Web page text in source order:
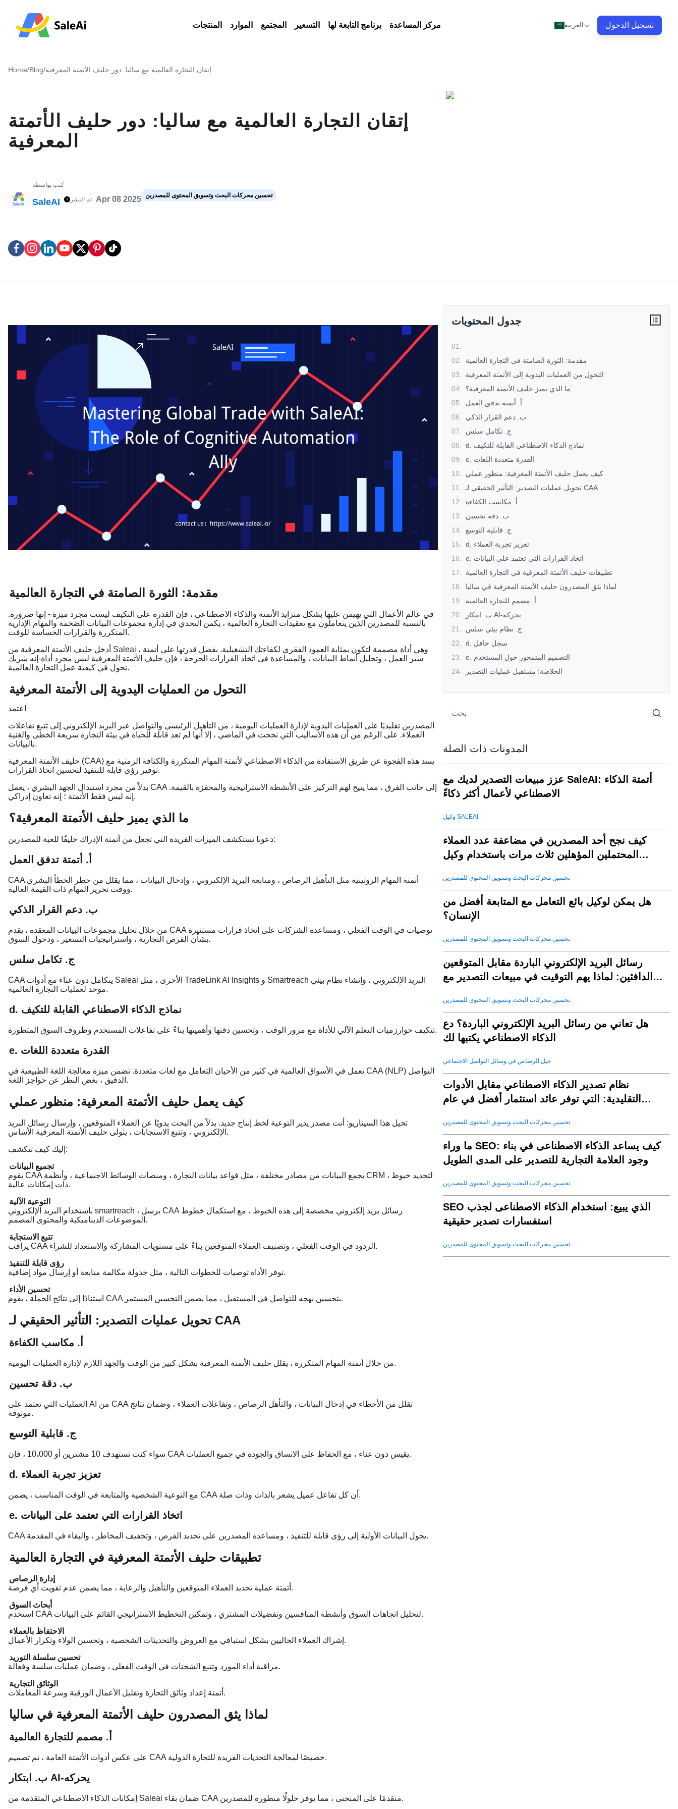
المنتجات الموارد المجتمع التسعير برنامج التابعة لها مركز المساعدة العربية تسجيل الدخول
Home/Blog/إتقان التجارة العالمية مع ساليا: دور حليف الأتمتة المعرفية
إتقان التجارة العالمية مع ساليا: دور حليف الأتمتة
المعرفية
كتب بواسطة
SaleAI تم النشر Apr 08 2025 تحسين محركات البحث وتسويق المحتوى للمصدرين
مقدمة: الثورة الصامتة في التجارة العالمية
في عالم الأعمال التي يهيمن عليها بشكل متزايد الأتمتة والذكاء الاصطناعي ، فإن القدرة على التكيف ليست مجرد ميزة - إنها ضرورة.
بالنسبة للمصدرين الذين يتعاملون مع تعقيدات التجارة العالمية ، يكمن التحدي في إدارة مجموعات البيانات الضخمة والمهام الإدارية
المتكررة والقرارات الحساسة للوقت.
أدخل حليف الأتمتة المعرفية من Saleai ، وهي أداة مصممة لتكون بمثابة العمود الفقري لكفاءتك التشغيلية. بفضل قدرتها على أتمتة
سير العمل ، وتحليل أنماط البيانات ، والمساعدة في اتخاذ القرارات الحرجة ، فإن حليف الأتمتة المعرفية ليس مجرد أداة-إنه شريك
تحول في كيفية عمل التجارة العالمية.
التحول من العمليات اليدوية إلى الأتمتة المعرفية
اعتمد
المصدرين تقليديًا على العمليات اليدوية لإدارة العمليات اليومية ، من التأهيل الرئيسي والتواصل عبر البريد الإلكتروني إلى تتبع تفاعلات
العملاء. على الرغم من أن هذه الأساليب التي نجحت في الماضي ، إلا أنها لم تعد قابلة للحياة في بيئة التجارة سريعة الخطى والغنية
بالبيانات.
حليف الأتمتة المعرفية (CAA) يسد هذه الفجوة عن طريق الاستفادة من الذكاء الاصطناعي لأتمتة المهام المتكررة والكثافة الزمنية مع
توفير رؤى قابلة للتنفيذ لتحسين اتخاذ القرارات.
بدلاً من مجرد استبدال الجهد البشري ، يعمل CAA إلى جانب الفرق ، مما يتيح لهم التركيز على الأنشطة الاستراتيجية والمحفزة بالقيمة.
إنه ليس فقط الأتمتة ؛ إنه تعاون إدراكي.
ما الذي يميز حليف الأتمتة المعرفية؟
دعونا نستكشف الميزات الفريدة التي تجعل من أتمتة الإدراك حليفًا للعبة للمصدرين:
أ. أتمتة تدفق العمل
CAA أتمتة المهام الروتينية مثل التأهيل الرصاص ، ومتابعة البريد الإلكتروني ، وإدخال البيانات ، مما يقلل من خطر الخطأ البشري
ووقت تحرير المهام ذات القيمة العالية.
ب. دعم القرار الذكي
من خلال تحليل مجموعات البيانات المعقدة ، يقدم CAA توصيات في الوقت الفعلي ، ومساعدة الشركات على اتخاذ قرارات مستنيرة
بشأن الفرص التجارية ، واستراتيجيات التسعير ، ودخول السوق.
ج. تكامل سلس
CAA يتكامل دون عناء مع أدوات Saleai الأخرى ، مثل TradeLink AI Insights و Smartreach البريد الإلكتروني ، وإنشاء نظام بيئي
موحد لعمليات التجارة العالمية.
d. نماذج الذكاء الاصطناعي القابلة للتكيف
تتكيف خوارزميات التعلم الآلي للأداة مع مرور الوقت ، وتحسين دقتها وأهميتها بناءً على تفاعلات المستخدم وظروف السوق المتطورة.
e. القدرة متعددة اللغات
تعمل في الأسواق العالمية في كثير من الأحيان التعامل مع لغات متعددة. تضمن ميزة معالجة اللغة الطبيعية في CAA (NLP) التواصل
الدقيق ، بغض النظر عن حواجز اللغة.
كيف يعمل حليف الأتمتة المعرفية: منظور عملي
تخيل هذا السيناريو: أنت مصدر يدير التوعية لخط إنتاج جديد. بدلاً من البحث يدويًا عن العملاء المتوقعين ، وإرسال رسائل البريد
الإلكتروني ، وتتبع الاستجابات ، يتولى حليف الأتمتة المعرفية الأساس.
إليك كيف تتكشف:
تجميع البيانات
يقوم CAA بجمع البيانات من مصادر مختلفة ، مثل قواعد بيانات التجارة ، ومنصات الوسائط الاجتماعية ، وأنظمة CRM ، لتحديد خيوط
ذات إمكانات عالية.
التوعية الآلية
باستخدام البريد الإلكتروني smartreach ، يرسل CAA رسائل بريد إلكتروني مخصصة إلى هذه الخيوط ، مع استكمال خطوط
الموضوعات الديناميكية والمحتوى المصمم.
تتبع الاستجابة
يراقب CAA الردود في الوقت الفعلي ، وتصنيف العملاء المتوقعين بناءً على مستويات المشاركة والاستعداد للشراء.
رؤى قابلة للتنفيذ
توفر الأداة توصيات للخطوات التالية ، مثل جدولة مكالمة متابعة أو إرسال مواد إضافية.
تحسين الأداء
استنادًا إلى نتائج الحملة ، يقوم CAA بتحسين نهجه للتواصل في المستقبل ، مما يضمن التحسين المستمر.
تحويل عمليات التصدير: التأثير الحقيقي لـ CAA
أ. مكاسب الكفاءة
من خلال أتمتة المهام المتكررة ، يقلل حليف الأتمتة المعرفية بشكل كبير من الوقت والجهد اللازم لإدارة العمليات اليومية.
ب. دقة تحسين
العمليات التي تعتمد على AI من CAA تقلل من الأخطاء في إدخال البيانات ، والتأهل الرصاص ، وتفاعلات العملاء ، وضمان نتائج
موثوقة.
ج. قابلية التوسع
سواء كنت تستهدف 10 مشترين أو 10،000 ، فإن CAA يقيس دون عناء ، مع الحفاظ على الاتساق والجودة في جميع العمليات.
d. تعزيز تجربة العملاء
مع التوعية الشخصية والمتابعة في الوقت المناسب ، يضمن CAA أن كل تفاعل عميل يشعر بالذات وذات صلة.
e. اتخاذ القرارات التي تعتمد على البيانات
CAA يحول البيانات الأولية إلى رؤى قابلة للتنفيذ ، ومساعدة المصدرين على تحديد الفرص ، وتخفيف المخاطر ، والبقاء في المقدمة.
تطبيقات حليف الأتمتة المعرفية في التجارة العالمية
إدارة الرصاص
أتمتة عملية تحديد العملاء المتوقعين والتأهيل والرعاية ، مما يضمن عدم تفويت أي فرصة.
أبحاث السوق
استخدم CAA لتحليل اتجاهات السوق وأنشطة المنافسين وتفضيلات المشتري ، وتمكين التخطيط الاستراتيجي القائم على البيانات.
الاحتفاظ بالعملاء
إشراك العملاء الحاليين بشكل استباقي مع العروض والتحديثات الشخصية ، وتحسين الولاء وتكرار الأعمال.
تحسين سلسلة التوريد
مراقبة أداء المورد وتتبع الشحنات في الوقت الفعلي ، وضمان عمليات سلسة وفعالة.
الوثائق التجارية
أتمتة إعداد وثائق التجارة وتقليل الأعمال الورقية وسرعة المعاملات.
لماذا يثق المصدرون حليف الأتمتة المعرفية في ساليا
أ. مصمم للتجارة العالمية
على عكس أدوات الأتمتة العامة ، تم تصميم CAA خصيصًا لمعالجة التحديات الفريدة للتجارة الدولية.
ب. ابتكار AI-يحركه
إمكانات الذكاء الاصطناعي المتقدمة من Saleai ضمان بقاء CAA متقدمًا على المنحنى ، مما يوفر حلولًا متطورة للمصدرين.
جدول المحتويات
01
02
مقدمة: الثورة الصامتة في التجارة العالمية
03
التحول من العمليات اليدوية إلى الأتمتة المعرفية
04
ما الذي يميز حليف الأتمتة المعرفية؟
05
أ. أتمتة تدفق العمل
06
ب. دعم القرار الذكي
07
ج. تكامل سلس
08
d. نماذج الذكاء الاصطناعي القابلة للتكيف
09
e. القدرة متعددة اللغات
10
كيف يعمل حليف الأتمتة المعرفية: منظور عملي
11
تحويل عمليات التصدير: التأثير الحقيقي لـ CAA
12
أ. مكاسب الكفاءة
13
ب. دقة تحسين
14
ج. قابلية التوسع
15
d. تعزيز تجربة العملاء
16
e. اتخاذ القرارات التي تعتمد على البيانات
17
تطبيقات حليف الأتمتة المعرفية في التجارة العالمية
18
لماذا يثق المصدرون حليف الأتمتة المعرفية في ساليا
19
أ. مصمم للتجارة العالمية
20
ب. ابتكار AI-يحركه
21
ج. نظام بيئي سلس
22
d. سجل حافل
23
e. التصميم المتمحور حول المستخدم
24
الخلاصة: مستقبل عمليات التصدير
المدونات ذات الصلة
عزز مبيعات التصدير لديك مع SaleAI: أتمتة الذكاء
الاصطناعي لأعمال أكثر ذكاءً
وكيل SALEAI
كيف نجح أحد المصدرين في مضاعفة عدد العملاء
المحتملين المؤهلين ثلاث مرات باستخدام وكيل
تحسين محركات البحث وتسويق المحتوى للمصدرين
هل يمكن لوكيل بائع التعامل مع المتابعة أفضل من
الإنسان؟
تحسين محركات البحث وتسويق المحتوى للمصدرين
رسائل البريد الإلكتروني الباردة مقابل المتوقعين
الدافئين: لماذا يهم التوقيت في مبيعات التصدير مع
تحسين محركات البحث وتسويق المحتوى للمصدرين
هل تعاني من رسائل البريد الإلكتروني الباردة؟ دع
الذكاء الاصطناعي يكتبها لك
جيل الرصاص في وسائل التواصل الاجتماعي
نظام تصدير الذكاء الاصطناعي مقابل الأدوات
التقليدية: التي توفر عائد استثمار أفضل في عام
تحسين محركات البحث وتسويق المحتوى للمصدرين
ما وراء SEO: كيف يساعد الذكاء الاصطناعى في بناء
وجود العلامة التجارية للتصدير على المدى الطويل
تحسين محركات البحث وتسويق المحتوى للمصدرين
SEO الذي يبيع: استخدام الذكاء الاصطناعى لجذب
استفسارات تصدير حقيقية
تحسين محركات البحث وتسويق المحتوى للمصدرين